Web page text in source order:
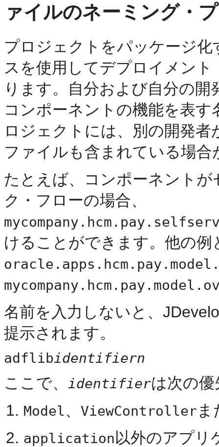
ァイルのネーミング・
プロジェクトをパッケージ
スを使用してデプロイメン
ります。自分および自分の
コンポーネントの機能を表
ロジェクトには、別の開発
ファイルも含まれている場
たとえば、コンポーネント
ク・フローの場合、
けることができます。他の例
名前を入力しないと、
提示されます。
adflibidentifiern
ここで、 identifierは次の
Model、 ViewController ま
application 以外のアプリ